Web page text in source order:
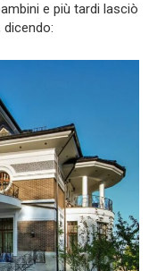
e più tardi lasciò